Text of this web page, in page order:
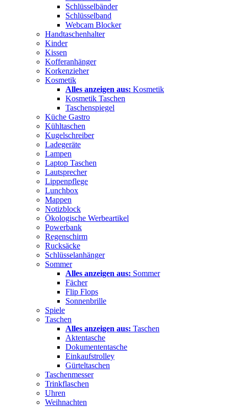
Schlüsselbänder
Schlüsselband
Webcam Blocker
Handtaschenhalter
Kinder
Kissen
Kofferanhänger
Korkenzieher
Kosmetik
Alles anzeigen aus: Kosmetik
Kosmetik Taschen
Taschenspiegel
Küche Gastro
Kühltaschen
Kugelschreiber
Ladegeräte
Lampen
Laptop Taschen
Lautsprecher
Lippenpflege
Lunchbox
Mappen
Notizblock
Ökologische Werbeartikel
Powerbank
Regenschirm
Rucksäcke
Schlüsselanhänger
Sommer
Alles anzeigen aus: Sommer
Fächer
Flip Flops
Sonnenbrille
Spiele
Taschen
Alles anzeigen aus: Taschen
Aktentasche
Dokumententasche
Einkaufstrolley
Gürteltaschen
Taschenmesser
Trinkflaschen
Uhren
Weihnachten